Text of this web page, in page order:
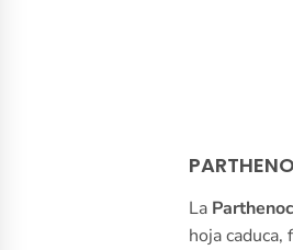
La
hoja